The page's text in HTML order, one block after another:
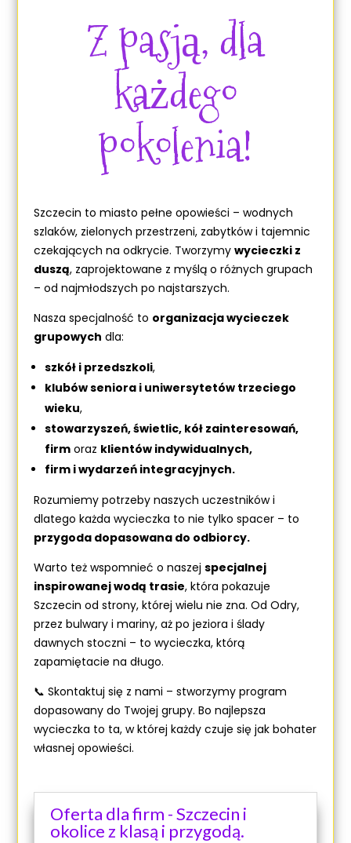
Z pasją, dla
każdego
pokolenia!
Szczecin to miasto pełne opowieści – wodnych
szlaków, zielonych przestrzeni, zabytków i tajemnic
czekających na odkrycie. Tworzymywycieczki z
duszą, zaprojektowane z myślą o różnych grupach
– od najmłodszych po najstarszych.
Nasza specjalność to organizacja wycieczek
grupowych dla:
szkół i przedszkoli,
klubów seniora i uniwersytetów trzeciego
wieku,
stowarzyszeń, świetlic, kół zainteresowań,
firm oraz klientów indywidualnych,
firm i wydarzeń integracyjnych.
Rozumiemy potrzeby naszych uczestników i
dlatego każda wycieczka to nie tylko spacer – to
przygoda dopasowana do odbiorcy.
Warto też wspomnieć o naszejspecjalnej
inspirowanej wodą trasie, która pokazuje
Szczecin od strony, której wielu nie zna. Od Odry,
przez bulwary i mariny, aż po jeziora i ślady
dawnych stoczni – to wycieczka, którą
zapamiętacie na długo.
📞 Skontaktuj się z nami – stworzymy program
dopasowany do Twojej grupy. Bo najlepsza
wycieczka to ta, w której każdy czuje się jak bohater
własnej opowieści.
Oferta dla firm - Szczecin i
okolice z klasą i przygodą.